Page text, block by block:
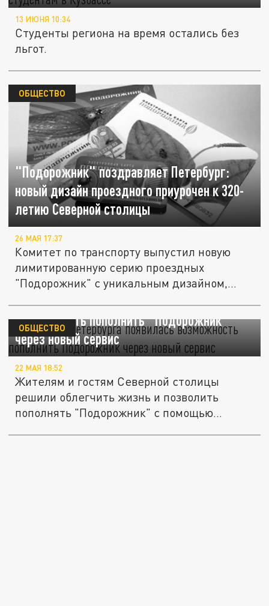
13 ИЮНЯ 10:34
Студенты региона на время остались без
льгот.
"Подорожник" поздравляет Петербург:
новый дизайн проездного приурочен к 320-
летию Северной столицы
ОБЩЕСТВО
26 МАЯ 17:37
Комитет по транспорту выпустил новую
лимитированную серию проездных
"Подорожник" с уникальным дизайном,...
У жителей Петербурга появилась
возможность пополнить "Подорожник"
через новый сервис
ОБЩЕСТВО
22 МАЯ 18:52
Жителям и гостям Северной столицы
решили облегчить жизнь и позволить
пополнять "Подорожник" с помощью